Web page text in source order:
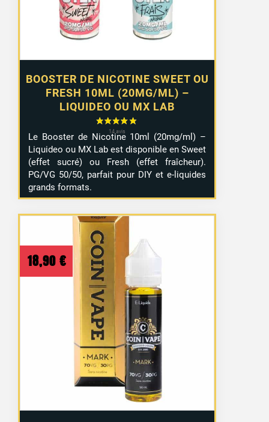
BOOSTER DE NICOTINE SWEET OU
FRESH 10ML (20MG/ML) –
LIQUIDEO OU MX LAB
10,99 €
Le Booster de Nicotine 10ml (20mg/ml) –
Liquideo ou MX Lab est disponible en Sweet
(effet sucré) ou Fresh (effet fraîcheur).
PG/VG 50/50, parfait pour DIY et e-liquides
grands formats.
18,90 €